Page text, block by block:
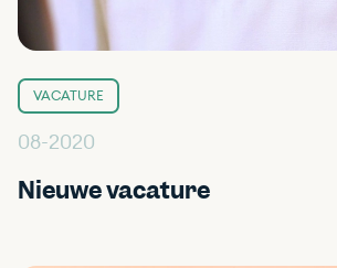
VACATURE
08-2020
Nieuwe vacature